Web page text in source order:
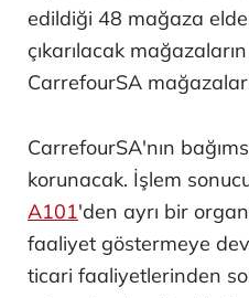
edildiği 48 mağaza
çıkarılacak
CarrefourSA
CarrefourSA'nın
korunacak. İşlem
A101'den ayrı bir
faaliyet göstermeye
ticari faaliyetlerinden